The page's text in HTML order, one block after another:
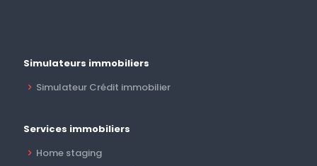
Simulateurs immobiliers
Simulateur Crédit immobilier
Services immobiliers
Home staging